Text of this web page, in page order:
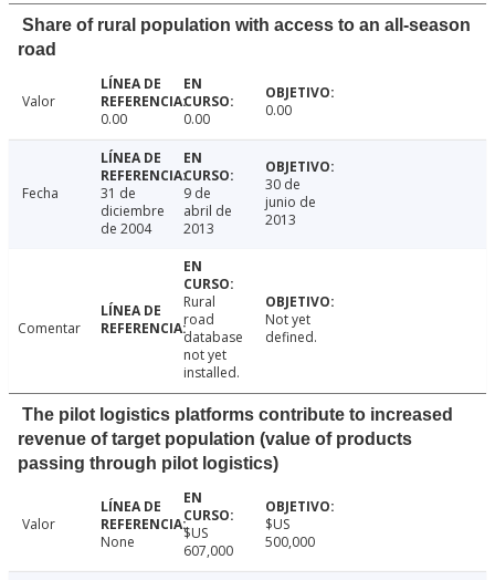
Share of rural population with access to an all-season
road
Valor
0.00
0.00 0.00
Fecha
31 de
diciembre
de 2004
9 de
abril de
2013
30 de
junio de
2013
Comentar
Rural
road
database
not yet
installed.
Not yet
defined.
The pilot logistics platforms contribute to increased
revenue of target population (value of products
passing through pilot logistics)
Valor
None
$US
607,000
$US
500,000